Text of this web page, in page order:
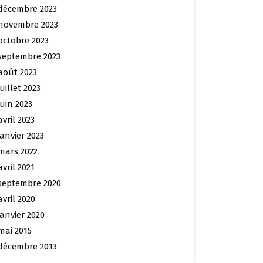
2023
2023
2023
2023
2023
2023
2023
2023
2023
2022
2021
2020
2020
2020
2015
2013